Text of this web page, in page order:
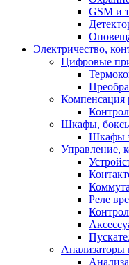
GSM и
Электричество,
Цифровые
Компенсация
Шкафы,
Шкафы
Управление,
Реле
Анализаторы